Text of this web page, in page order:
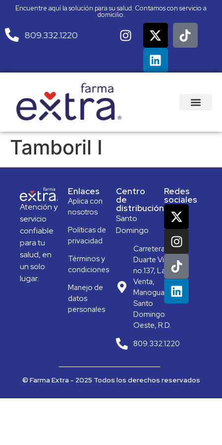
Encuentre aquí la solución para su salud. Contamos con servicio a
domicilio.
809.332.1220
Tamboril I
Atención y
servicio
confiable
para tu
salud, en
un solo
lugar.
Enlaces
Aplica con
nosotros
Políticas de
privacidad
Términos y
condiciones
Manejo de
datos
personales
Centro
de
distribución
Santo
Domingo
Carretera
Duarte Vieja
no.137, La
Venta,
Manoguayabo,
Santo
Domingo
Oeste, R.D.
809.332.1220
Redes
sociales
© Farma Extra - 2025 Todos los derechos reservados